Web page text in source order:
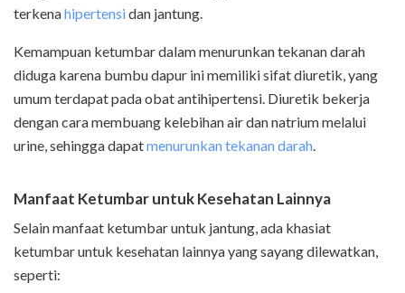
terkenahipertensidan jantung.
Kemampuan ketumbar dalam menurunkan tekanan darah
diduga karena bumbu dapur ini memiliki sifat diuretik, yang
umum terdapat pada obat antihipertensi. Diuretik bekerja
dengan cara membuang kelebihan air dan natrium melalui
urine, sehingga dapatmenurunkan tekanan darah.
Manfaat Ketumbar untuk Kesehatan Lainnya
Selain manfaat ketumbar untuk jantung, ada khasiat
ketumbar untuk kesehatan lainnya yang sayang dilewatkan,
seperti: